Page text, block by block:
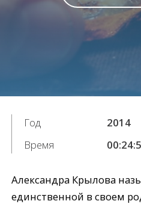
Год
2014
Время
Александра Крылова
единственной в своем